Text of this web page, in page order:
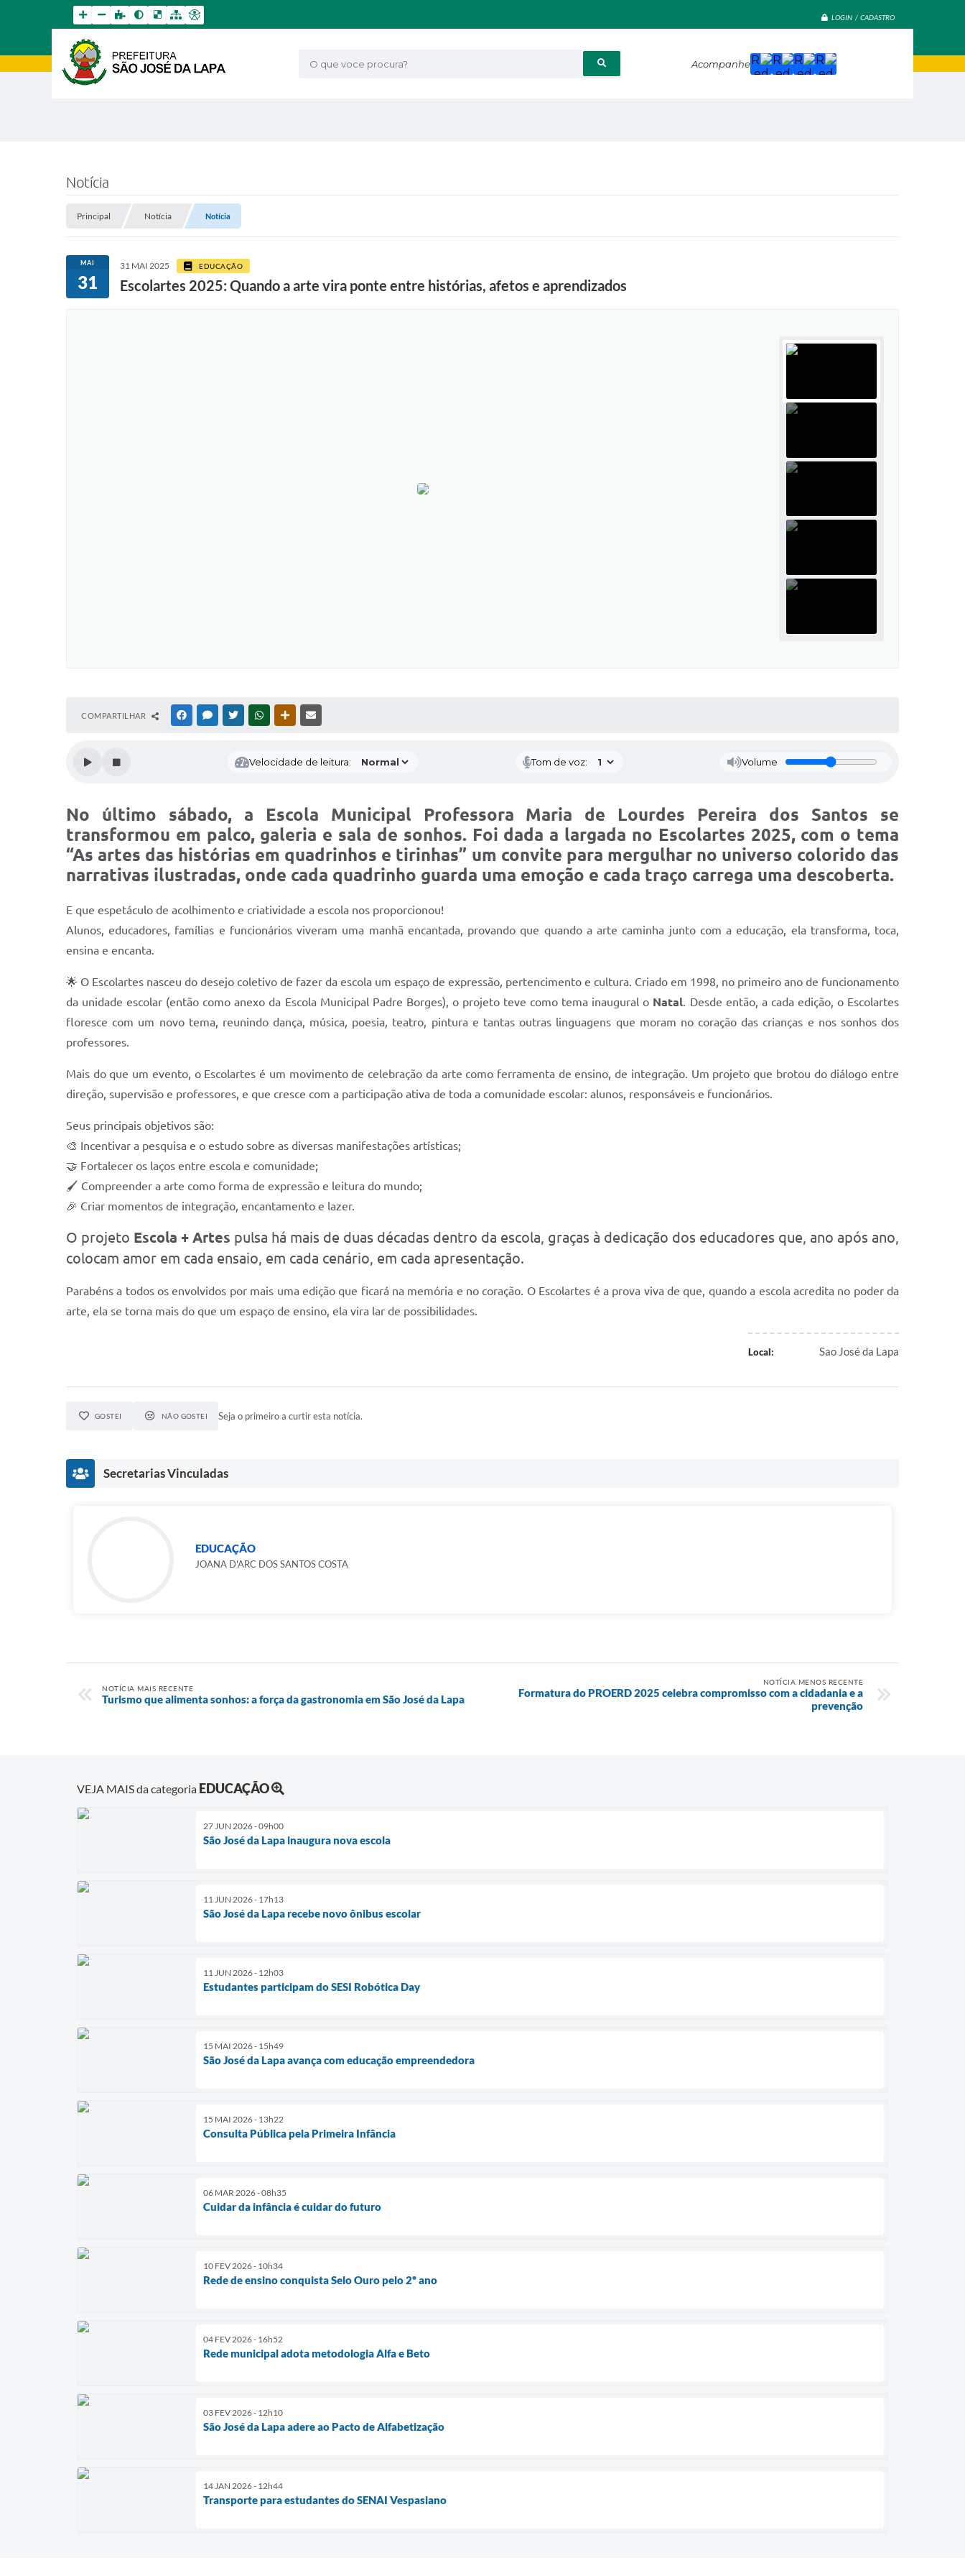
LOGIN / CADASTRO
O que voce procura? Acompanhe
Notícia
Principal Notícia Notícia
MAI
31
31 MAI 2025 EDUCAÇÃO
Escolartes 2025: Quando a arte vira ponte entre histórias, afetos e aprendizados
COMPARTILHAR FACEBOOKMESSENGER
TWITTERWHATSAPPOUTRAS MÍDIAS
Velocidade de leitura: Tom de voz: Volume
No último sábado, a Escola Municipal Professora Maria de Lourdes Pereira dos Santos se
transformou em palco, galeria e sala de sonhos. Foi dada a largada no Escolartes 2025, com o tema
“As artes das histórias em quadrinhos e tirinhas” um convite para mergulhar no universo colorido das
narrativas ilustradas, onde cada quadrinho guarda uma emoção e cada traço carrega uma descoberta.
E que espetáculo de acolhimento e criatividade a escola nos proporcionou!
Alunos, educadores, famílias e funcionários viveram uma manhã encantada, provando que quando a arte caminha junto com a educação, ela transforma, toca,
ensina e encanta.
🌟 O Escolartes nasceu do desejo coletivo de fazer da escola um espaço de expressão, pertencimento e cultura. Criado em 1998, no primeiro ano de funcionamento
da unidade escolar (então como anexo da Escola Municipal Padre Borges), o projeto teve como tema inaugural o Natal. Desde então, a cada edição, o Escolartes
floresce com um novo tema, reunindo dança, música, poesia, teatro, pintura e tantas outras linguagens que moram no coração das crianças e nos sonhos dos
professores.
Mais do que um evento, o Escolartes é um movimento de celebração da arte como ferramenta de ensino, de integração. Um projeto que brotou do diálogo entre
direção, supervisão e professores, e que cresce com a participação ativa de toda a comunidade escolar: alunos, responsáveis e funcionários.
Seus principais objetivos são:
🎨 Incentivar a pesquisa e o estudo sobre as diversas manifestações artísticas;
🤝 Fortalecer os laços entre escola e comunidade;
🖌️ Compreender a arte como forma de expressão e leitura do mundo;
🎉 Criar momentos de integração, encantamento e lazer.
O projeto Escola + Artes pulsa há mais de duas décadas dentro da escola, graças à dedicação dos educadores que, ano após ano,
colocam amor em cada ensaio, em cada cenário, em cada apresentação.
Parabéns a todos os envolvidos por mais uma edição que ficará na memória e no coração. O Escolartes é a prova viva de que, quando a escola acredita no poder da
arte, ela se torna mais do que um espaço de ensino, ela vira lar de possibilidades.
Local: Sao José da Lapa
GOSTEI NÃO GOSTEI Seja o primeiro a curtir esta notícia.
Secretarias Vinculadas
EDUCAÇÃO
JOANA D'ARC DOS SANTOS COSTA
NOTÍCIA MAIS RECENTE
Turismo que alimenta sonhos: a força da gastronomia em São José da Lapa
NOTÍCIA MENOS RECENTE
Formatura do PROERD 2025 celebra compromisso com a cidadania e a
prevenção
VEJA MAIS da categoria EDUCAÇÃO
27 JUN 2026 - 09h00
São José da Lapa inaugura nova escola
11 JUN 2026 - 17h13
São José da Lapa recebe novo ônibus escolar
11 JUN 2026 - 12h03
Estudantes participam do SESI Robótica Day
15 MAI 2026 - 15h49
São José da Lapa avança com educação empreendedora
15 MAI 2026 - 13h22
Consulta Pública pela Primeira Infância
06 MAR 2026 - 08h35
Cuidar da infância é cuidar do futuro
10 FEV 2026 - 10h34
Rede de ensino conquista Selo Ouro pelo 2º ano
04 FEV 2026 - 16h52
Rede municipal adota metodologia Alfa e Beto
03 FEV 2026 - 12h10
São José da Lapa adere ao Pacto de Alfabetização
14 JAN 2026 - 12h44
Transporte para estudantes do SENAI Vespasiano